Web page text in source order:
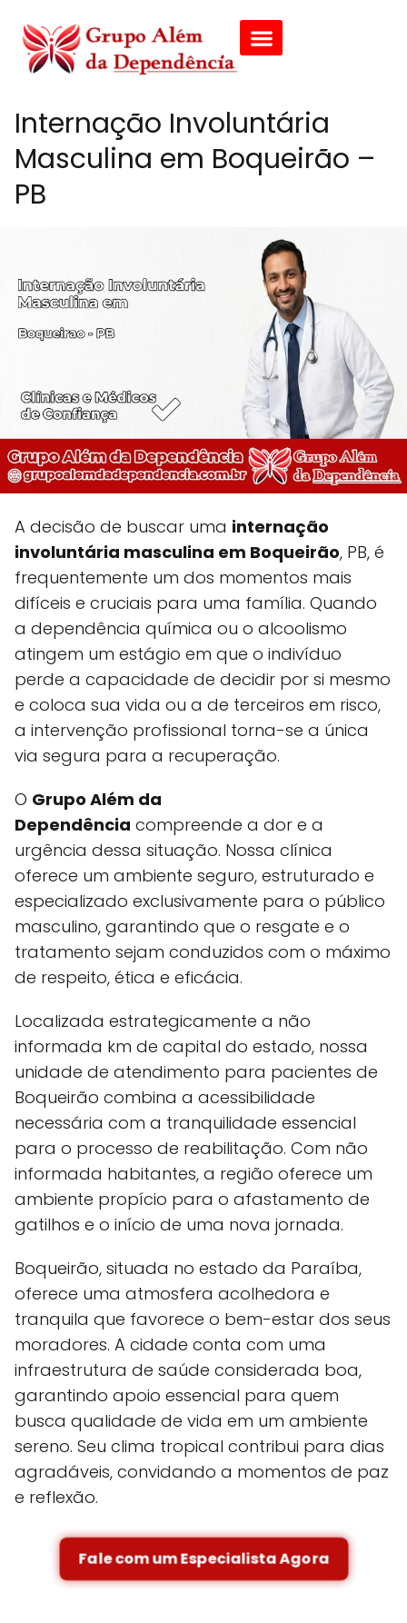
Internação Involuntária
Masculina em Boqueirão –
PB
A decisão de buscar uma internação
involuntária masculina em Boqueirão, PB, é
frequentemente um dos momentos mais
difíceis e cruciais para uma família. Quando
a dependência química ou o alcoolismo
atingem um estágio em que o indivíduo
perde a capacidade de decidir por si mesmo
e coloca sua vida ou a de terceiros em risco,
a intervenção profissional torna-se a única
via segura para a recuperação.
O Grupo Além da
Dependência compreende a dor e a
urgência dessa situação. Nossa clínica
oferece um ambiente seguro, estruturado e
especializado exclusivamente para o público
masculino, garantindo que o resgate e o
tratamento sejam conduzidos com o máximo
de respeito, ética e eficácia.
Localizada estrategicamente a não
informada km de capital do estado, nossa
unidade de atendimento para pacientes de
Boqueirão combina a acessibilidade
necessária com a tranquilidade essencial
para o processo de reabilitação. Com não
informada habitantes, a região oferece um
ambiente propício para o afastamento de
gatilhos e o início de uma nova jornada.
Boqueirão, situada no estado da Paraíba,
oferece uma atmosfera acolhedora e
tranquila que favorece o bem-estar dos seus
moradores. A cidade conta com uma
infraestrutura de saúde considerada boa,
garantindo apoio essencial para quem
busca qualidade de vida em um ambiente
sereno. Seu clima tropical contribui para dias
agradáveis, convidando a momentos de paz
e reflexão.
Fale com um Especialista Agora